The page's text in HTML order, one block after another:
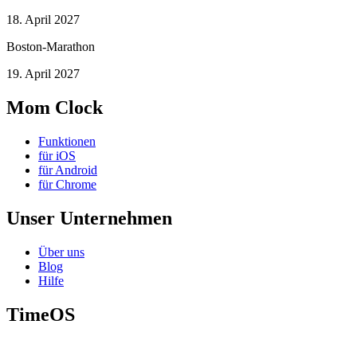
18. April 2027
Boston-Marathon
19. April 2027
Mom Clock
Funktionen
für iOS
für Android
für Chrome
Unser Unternehmen
Über uns
Blog
Hilfe
TimeOS